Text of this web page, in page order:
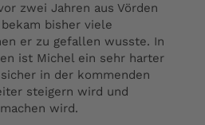
zwei Jahren aus Vörden
bisher viele
er zu gefallen wusste. In
ist Michel ein sehr harter
in der kommenden
steigern wird und
wird.